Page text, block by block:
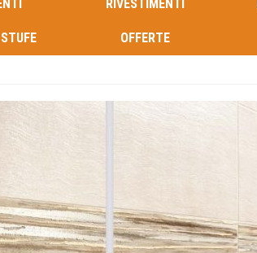
RIVESTIMENTI
OFFERTE